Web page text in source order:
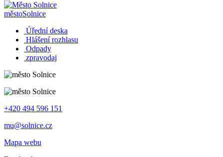
městoSolnice
Úřední deska
Hlášení rozhlasu
Odpady
zpravodaj
+420 494 596 151
mu@solnice.cz
Mapa webu